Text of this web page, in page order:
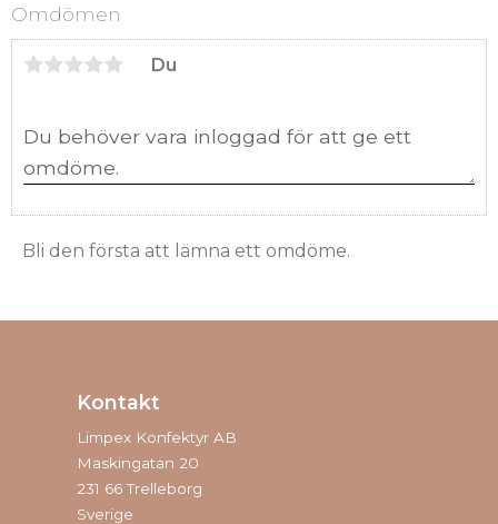
Omdömen
Du
Bli den första att lämna ett omdöme.
Kontakt
Limpex Konfektyr AB
Maskingatan 20
231 66 Trelleborg
Sverige